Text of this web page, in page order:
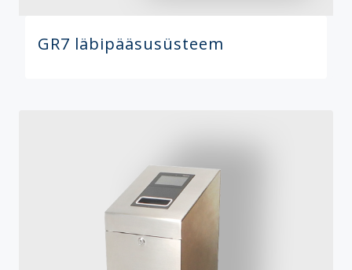
GR7 läbipääsusüsteem